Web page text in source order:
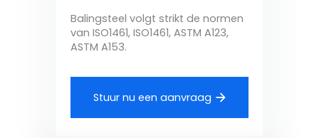
Balingsteel volgt strikt de normen
van ISO1461, ISO1461, ASTM A123,
ASTM A153.
Stuur nu een aanvraag